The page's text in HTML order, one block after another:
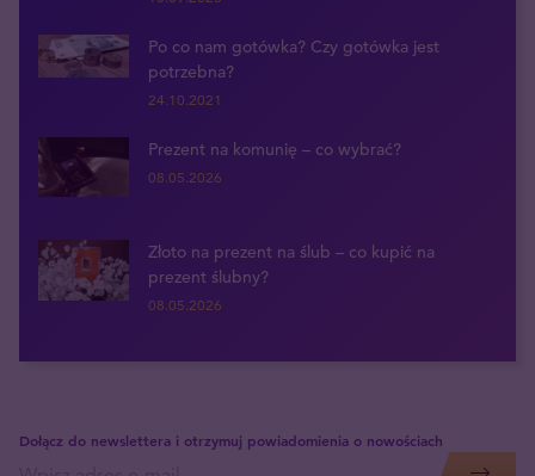
Po co nam gotówka? Czy gotówka jest
potrzebna?
24.10.2021
Prezent na komunię – co wybrać?
08.05.2026
Złoto na prezent na ślub – co kupić na
prezent ślubny?
08.05.2026
Dołącz do newslettera i otrzymuj powiadomienia o nowościach